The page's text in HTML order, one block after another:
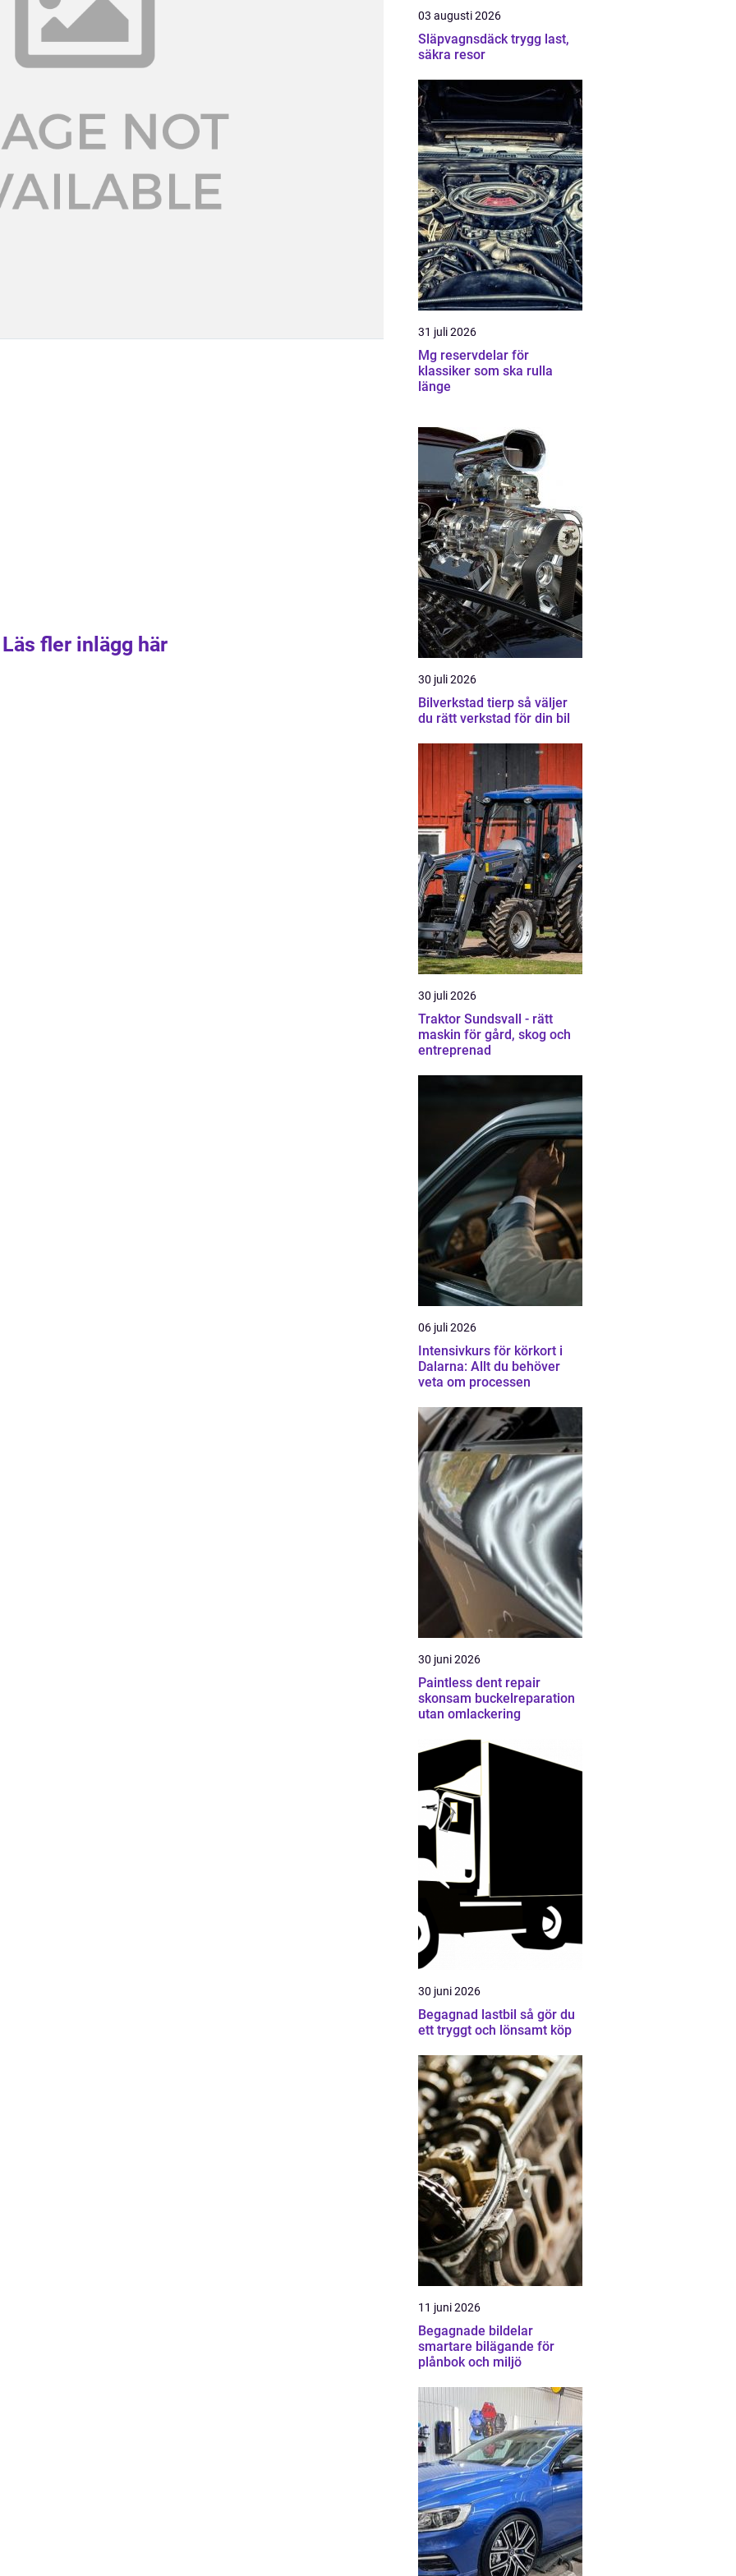
Läs fler inlägg här
03 augusti 2026
Släpvagnsdäck trygg last,
säkra resor
31 juli 2026
Mg reservdelar för
klassiker som ska rulla
länge
30 juli 2026
Bilverkstad tierp så väljer
du rätt verkstad för din bil
30 juli 2026
Traktor Sundsvall - rätt
maskin för gård, skog och
entreprenad
06 juli 2026
Intensivkurs för körkort i
Dalarna: Allt du behöver
veta om processen
30 juni 2026
Paintless dent repair
skonsam buckelreparation
utan omlackering
30 juni 2026
Begagnad lastbil så gör du
ett tryggt och lönsamt köp
11 juni 2026
Begagnade bildelar
smartare bilägande för
plånbok och miljö